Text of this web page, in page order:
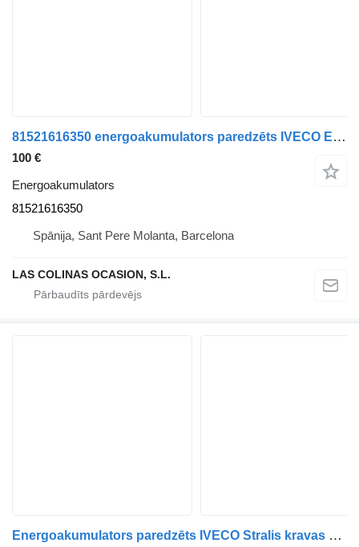
81521616350 energoakumulators paredzēts IVECO EuroCargo (03.2008->) kravas automašīnas
100 €
Energoakumulators
81521616350
Spānija, Sant Pere Molanta, Barcelona
LAS COLINAS OCASION, S.L.
Energoakumulators paredzēts IVECO Stralis kravas automašīnas